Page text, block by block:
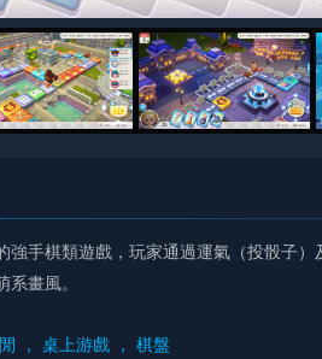
強手棋類遊戲，玩家通過運氣（投骰子
畫風。
， 桌上游戲 ， 棋盤